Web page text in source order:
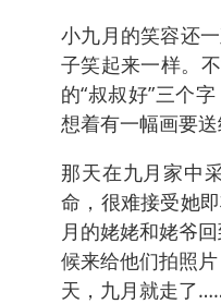
小九月的笑容还
子笑起来一样。
的“叔叔好”三个
想着有一幅画要
那天在九月家中
命，很难接受她
月的姥姥和姥爷
候来给他们拍照
天，九月就走了